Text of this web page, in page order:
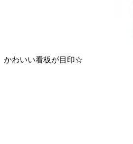
かわいい看板が目印☆